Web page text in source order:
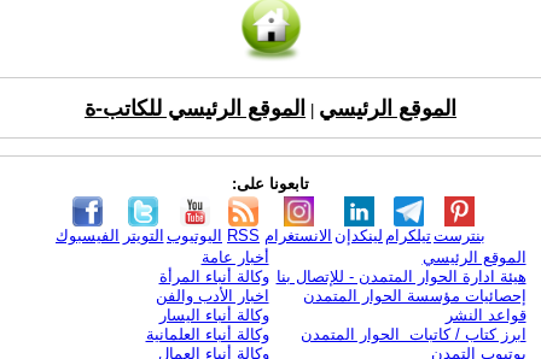
الموقع الرئيسي الموقع الرئيسي للكاتب-ة
تابعونا على:
الفيسبوك التويتر اليوتيوب RSS الانستغرام لينكدإن تيلكرامبنترست
الموقع الرئيسي
هيئة ادارة الحوار المتمدن - للإتصال بنا
إحصائيات مؤسسة الحوار المتمدن
قواعد النشر
ابرز كتاب / كاتبات الحوار المتمدن
يوتيوب التمدن
أخبار عامة
وكالة أنباء المرأة
اخبار الأدب والفن
وكالة أنباء اليسار
وكالة أنباء العلمانية
وكالة أنباء العمال